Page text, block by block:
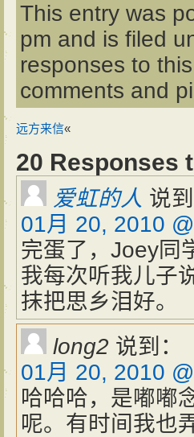
This entry was
pm and is filed
responses to
comments and
远方来信«
20 Responses
爱虹的人 说到
01月 20, 2010
完蛋了，Joey同
我每次听我儿子
抹把思乡泪好。
long2 说到：
01月 20, 2010
哈哈哈，是嘟嘟
呢。有时间我也